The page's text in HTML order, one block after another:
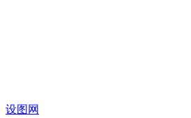
设图网